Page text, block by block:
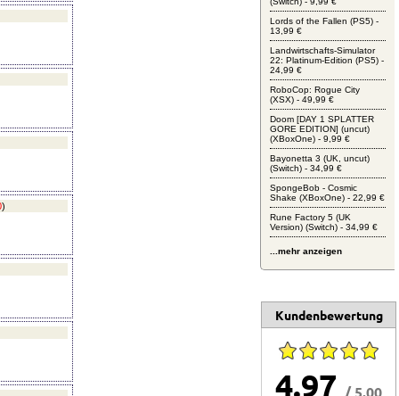
)
Lords of the Fallen (PS5) -
13,99 €
Landwirtschafts-Simulator
22: Platinum-Edition (PS5) -
24,99 €
RoboCop: Rogue City
(XSX) - 49,99 €
Doom [DAY 1 SPLATTER
GORE EDITION] (uncut)
(XBoxOne) - 9,99 €
Bayonetta 3 (UK, uncut)
(Switch) - 34,99 €
SpongeBob - Cosmic
Shake (XBoxOne) - 22,99 €
Rune Factory 5 (UK
Version) (Switch) - 34,99 €
...mehr anzeigen
Kundenbewertung
4.97 / 5.00